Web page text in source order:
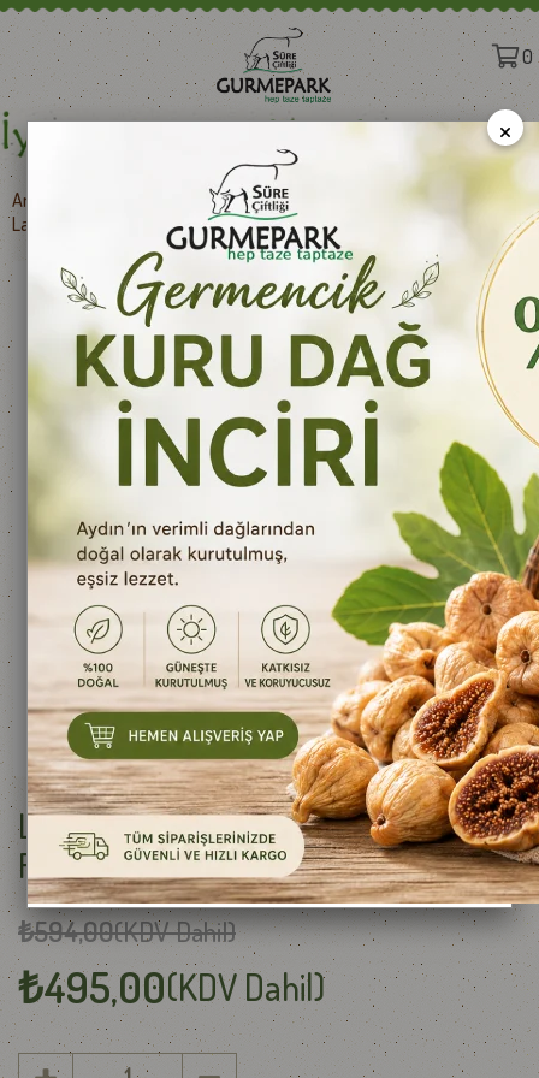
0
Anasayfa > İTHAL PEYNİRLER
Landana İthal Gouda Peyniri Fesleğenli Gouda Yeşil 250 g e
Landana İthal Gouda Peyniri
Fesleğenli Gouda Yeşil 250 g e
₺594,00(KDV Dahil)
₺495,00(KDV Dahil)
×